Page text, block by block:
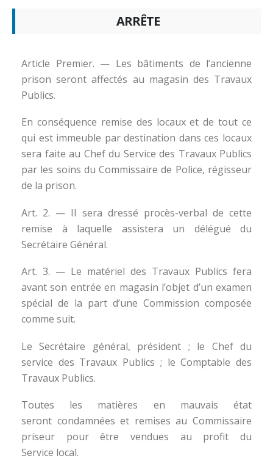
ARRÊTE
Article Premier. — Les bâtiments de l’ancienne
prison seront affectés au magasin des Travaux
Publics.
En conséquence remise des locaux et de tout ce
qui est immeuble par destination dans ces locaux
sera faite au Chef du Service des Travaux Publics
par les soins du Commissaire de Police, régisseur
de la prison.
Art. 2. — Il sera dressé procès-verbal de cette
remise à laquelle assistera un délégué du
Secrétaire Général.
Art. 3. — Le matériel des Travaux Publics fera
avant son entrée en magasin l’objet d’un examen
spécial de la part d’une Commission composée
comme suit.
Le Secrétaire général, président ; le Chef du
service des Travaux Publics ; le Comptable des
Travaux Publics.
Toutes les matières en mauvais état
seront condamnées et remises au Commissaire
priseur pour être vendues au profit du
Service local.